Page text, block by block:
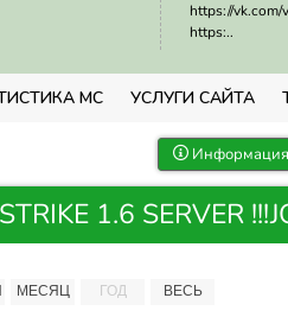
https://vk.com/
https:..
МС УСЛУГИ САЙТА
1.6 SERVER
МЕСЯЦ ГОД ВЕСЬ